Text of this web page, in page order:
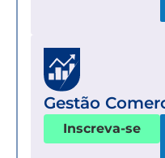
Gestão
Inscreva-se